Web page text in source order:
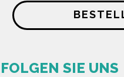
FOLGEN SIE UNS